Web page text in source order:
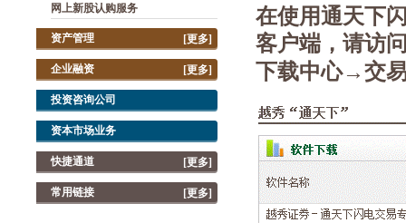
网上新股认购服务
[更多]
资产管理
[更多]
企业融资
投资咨询公司
资本市场业务
[更多]
快捷通道
[更多]
常用链接
在使用通天下
客户端，请访
下载中心→交